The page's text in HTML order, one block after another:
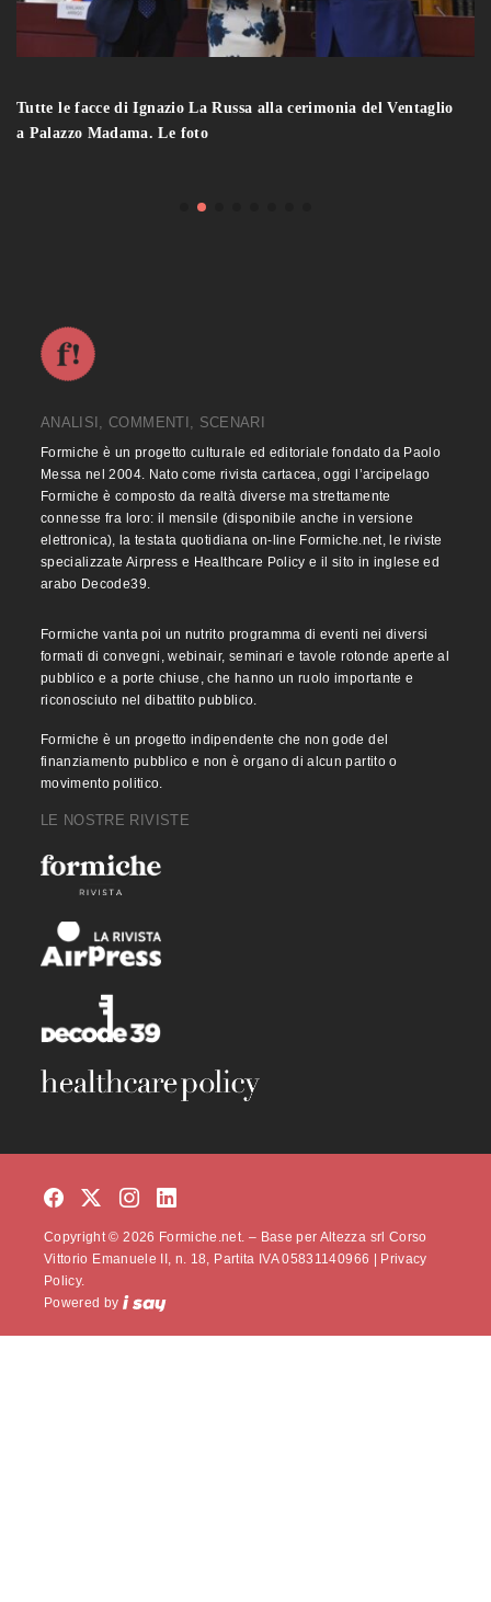
Tutte le facce di Ignazio La Russa alla cerimonia del Ventaglio
a Palazzo Madama. Le foto
ANALISI, COMMENTI, SCENARI
Formiche è un progetto culturale ed editoriale fondato da Paolo
Messa nel 2004. Nato come rivista cartacea, oggi l’arcipelago
Formiche è composto da realtà diverse ma strettamente
connesse fra loro: il mensile (disponibile anche in versione
elettronica), la testata quotidiana on-line Formiche.net, le riviste
specializzate Airpress e Healthcare Policy e il sito in inglese ed
arabo Decode39.
Formiche vanta poi un nutrito programma di eventi nei diversi
formati di convegni, webinair, seminari e tavole rotonde aperte al
pubblico e a porte chiuse, che hanno un ruolo importante e
riconosciuto nel dibattito pubblico.
Formiche è un progetto indipendente che non gode del
finanziamento pubblico e non è organo di alcun partito o
movimento politico.
LE NOSTRE RIVISTE
Copyright © 2026 Formiche.net. – Base per Altezza srl Corso
Vittorio Emanuele II, n. 18, Partita IVA 05831140966 | Privacy
Policy.
Powered by